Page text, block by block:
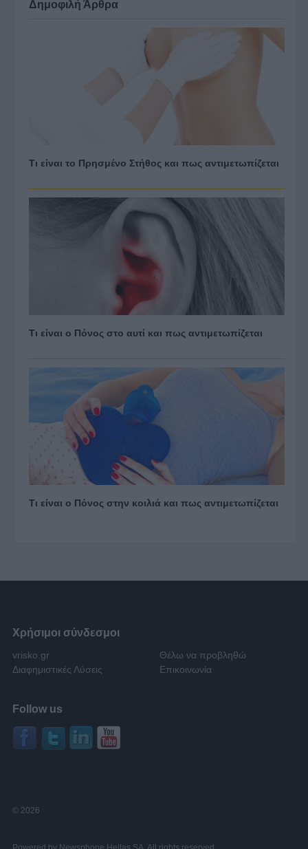
Δημοφιλή Άρθρα
Τι είναι το Πρησμένο Στήθος και πως αντιμετωπίζεται
Τι είναι ο Πόνος στο αυτί και πως αντιμετωπίζεται
Τι είναι ο Πόνος στην κοιλιά και πως αντιμετωπίζεται
Χρήσιμοι σύνδεσμοι
vrisko.gr
Θέλω να προβληθώ
Διαφημιστικές Λύσεις
Επικοινωνία
Follow us
© 2026